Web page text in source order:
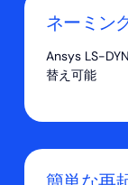
ネーミン
Ansys LS-
替え可能